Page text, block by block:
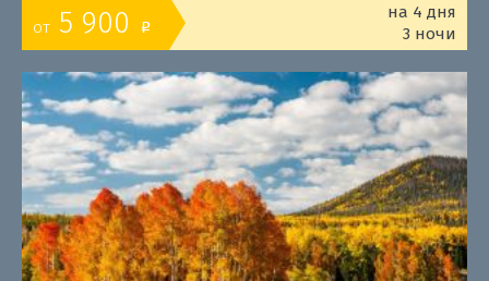
от 5 900 o
на 4 дня
3 ночи